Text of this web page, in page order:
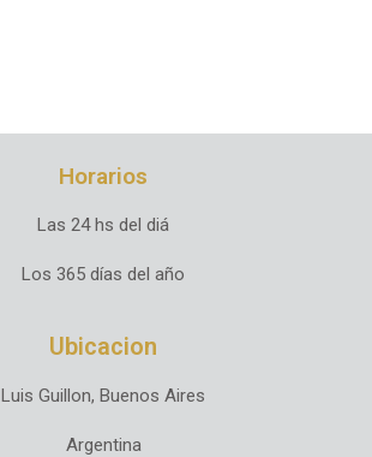
Horarios
Las 24 hs del diá
Los 365 días del año
Ubicacion
Luis Guillon, Buenos Aires
Argentina